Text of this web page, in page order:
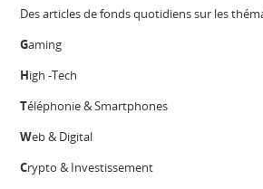
Des articles de fonds quotidiens sur les
Gaming
High -Tech
Téléphonie & Smartphones
Web & Digital
Crypto & Investissement